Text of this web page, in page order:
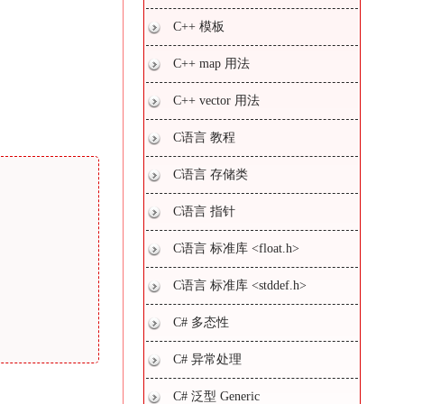
C++ 模板
C++ map 用法
C++ vector 用法
C语言 教程
C语言 存储类
C语言 指针
C语言 标准库 <float.h>
C语言 标准库 <stddef.h>
C# 多态性
C# 异常处理
C# 泛型 Generic